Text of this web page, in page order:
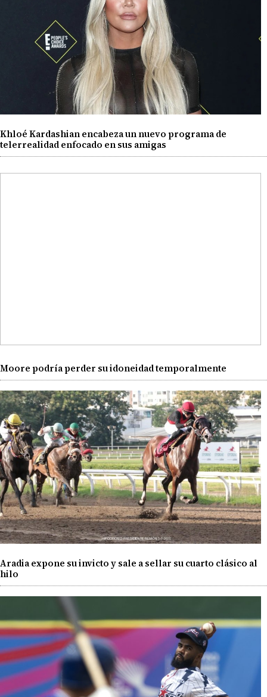
Khloé Kardashian encabeza un nuevo programa de
telerrealidad enfocado en sus amigas
Moore podría perder su idoneidad temporalmente
Aradia expone su invicto y sale a sellar su cuarto clásico al
hilo